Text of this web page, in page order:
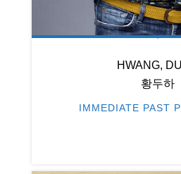
HWANG,
황두하
IMMEDIATE PAST